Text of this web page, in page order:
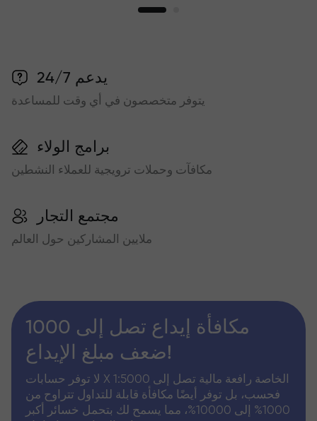
يدعم 24/7
يتوفر متخصصون في أي وقت للمساعدة
برامج الولاء
مكافآت وحملات ترويجية للعملاء النشطين
مجتمع التجار
ملايين المشاركين حول العالم
مكافأة إيداع تصل إلى 1000
ضعف مبلغ الإيداع!
لا توفر حسابات X الخاصة رافعة مالية تصل إلى 1:5000
فحسب، بل توفر أيضًا مكافأة قابلة للتداول تتراوح من
1000% إلى 10000%، مما يسمح لك بتحمل خسائر أكبر